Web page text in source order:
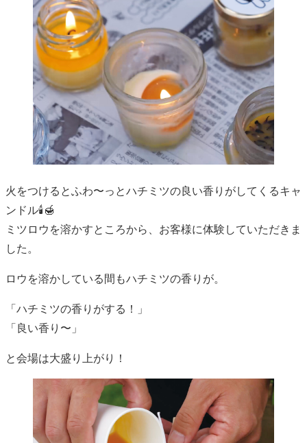
火をつけるとふわ〜っとハチミツの良い香りがしてくるキャ
ンドル🕯️🍯
ミツロウを溶かすところから、お客様に体験していただきま
した。
ロウを溶かしている間もハチミツの香りが。
「ハチミツの香りがする！」
「良い香り〜」
と会場は大盛り上がり！